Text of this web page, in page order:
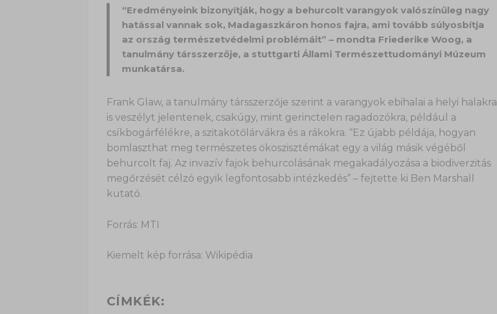
“Eredményeink bizonyítják, hogy a behurcolt varangyok valószínűleg nagy
hatással vannak sok, Madagaszkáron honos fajra, ami tovább súlyosbítja
az ország természetvédelmi problémáit” – mondta Friederike Woog, a
tanulmány társszerzője, a stuttgarti Állami Természettudományi Múzeum
munkatársa.
Frank Glaw, a tanulmány társszerzője szerint a varangyok ebihalai a helyi halakra
is veszélyt jelentenek, csakúgy, mint gerinctelen ragadozókra, például a
csíkbogárfélékre, a szitakötőlárvákra és a rákokra. “Ez újabb példája, hogyan
bomlaszthat meg természetes ökoszisztémákat egy a világ másik végéből
behurcolt faj. Az invazív fajok behurcolásának megakadályozása a biodiverzitás
megőrzését célzó egyik legfontosabb intézkedés” – fejtette ki Ben Marshall
kutató.
Forrás: MTI
Kiemelt kép forrása: Wikipédia
CÍMKÉK: